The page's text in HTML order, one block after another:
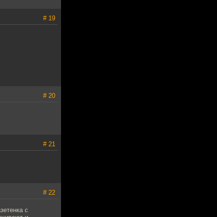
# 19
# 20
# 21
# 22
с